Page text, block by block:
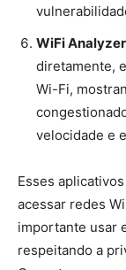
WiFi Analyzer
diretamente,
Wi-Fi,
velocidade e
Esses
acessar redes
importante usar
respeitando a